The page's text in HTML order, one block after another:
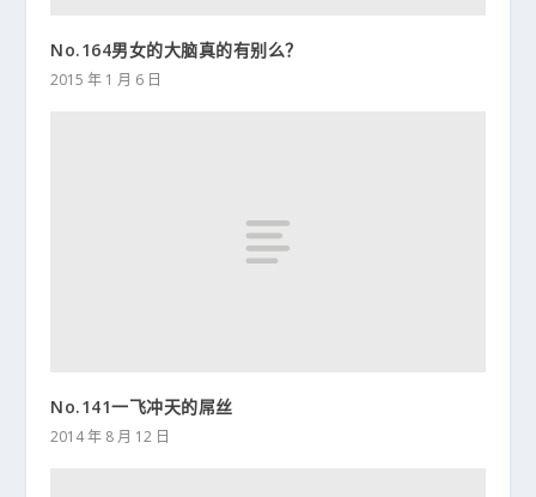
No.164男女的大脑真的有别么？
2015 年 1 月 6 日
No.141一飞冲天的屌丝
2014 年 8 月 12 日